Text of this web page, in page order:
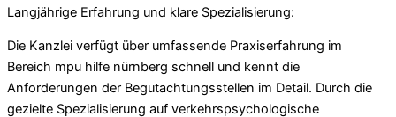
Langjährige Erfahrung und klare Spezialisierung:
Die Kanzlei verfügt über umfassende Praxiserfahrung im
Bereich mpu hilfe nürnberg schnell und kennt die
Anforderungen der Begutachtungsstellen im Detail. Durch die
gezielte Spezialisierung auf verkehrspsychologische